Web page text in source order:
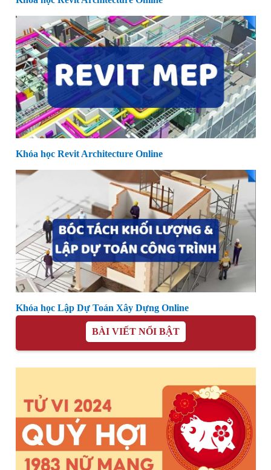
Khóa học Revit Architecture Online
Khóa học Lập Dự Toán Xây Dựng Online
BÀI VIẾT NỔI BẬT